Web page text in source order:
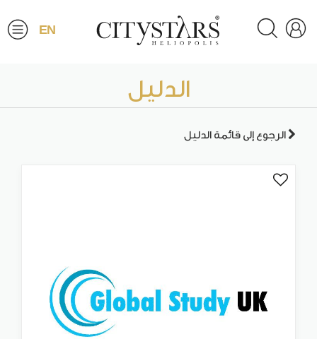
EN
الدليل
الرجوع إلى قائمة الدليل